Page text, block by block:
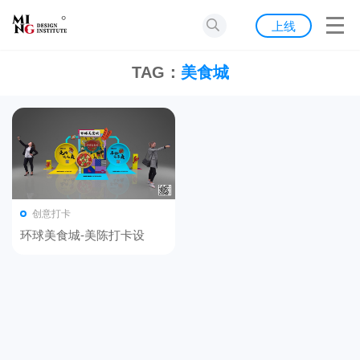
首页
发现
上线
TAG： 美食城
创意打卡
环球美食城-美陈打卡设